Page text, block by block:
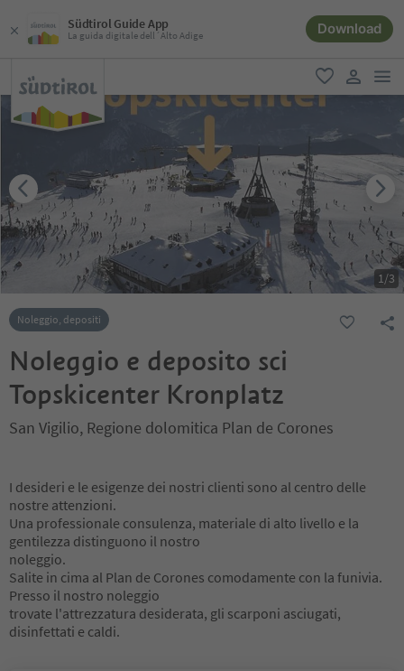
Südtirol Guide App
La guida digitale dell´Alto Adige Download
favoriti
user link
1/3
Noleggio, depositi
Noleggio e deposito sci
Topskicenter Kronplatz
San Vigilio, Regione dolomitica Plan de Corones
I desideri e le esigenze dei nostri clienti sono al centro delle
nostre attenzioni.
Una professionale consulenza, materiale di alto livello e la
gentilezza distinguono il nostro
noleggio.
Salite in cima al Plan de Corones comodamente con la funivia.
Presso il nostro noleggio
trovate l'attrezzatura desiderata, gli scarponi asciugati,
disinfettati e caldi.